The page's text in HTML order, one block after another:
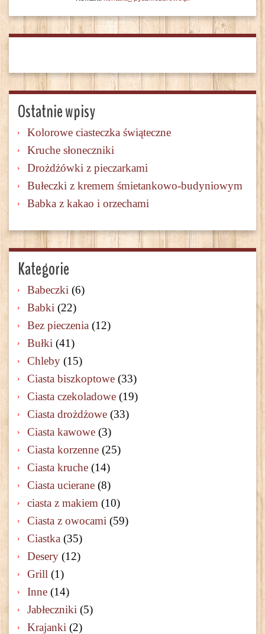
Ostatnie wpisy
Kolorowe ciasteczka świąteczne
Kruche słoneczniki
Drożdżówki z pieczarkami
Bułeczki z kremem śmietankowo-budyniowym
Babka z kakao i orzechami
Kategorie
Babeczki (6)
Babki (22)
Bez pieczenia (12)
Bułki (41)
Chleby (15)
Ciasta biszkoptowe (33)
Ciasta czekoladowe (19)
Ciasta drożdżowe (33)
Ciasta kawowe (3)
Ciasta korzenne (25)
Ciasta kruche (14)
Ciasta ucierane (8)
ciasta z makiem (10)
Ciasta z owocami (59)
Ciastka (35)
Desery (12)
Grill (1)
Inne (14)
Jabłeczniki (5)
Krajanki (2)